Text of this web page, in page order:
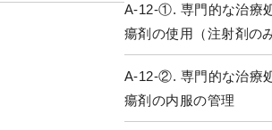
A-12-①. 専門的な治
瘍剤の使用（注射剤のみ
A-12-②. 専門的な治
瘍剤の内服の管理